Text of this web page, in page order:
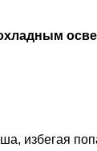
избегая